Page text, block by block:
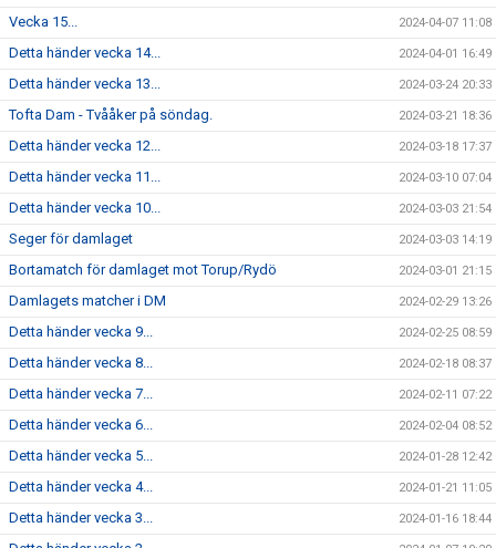
Vecka 15... 2024-04-07 11:08
Detta händer vecka 14... 2024-04-01 16:49
Detta händer vecka 13... 2024-03-24 20:33
Tofta Dam - Tvååker på söndag. 2024-03-21 18:36
Detta händer vecka 12... 2024-03-18 17:37
Detta händer vecka 11... 2024-03-10 07:04
Detta händer vecka 10... 2024-03-03 21:54
Seger för damlaget 2024-03-03 14:19
Bortamatch för damlaget mot Torup/Rydö 2024-03-01 21:15
Damlagets matcher i DM 2024-02-29 13:26
Detta händer vecka 9... 2024-02-25 08:59
Detta händer vecka 8... 2024-02-18 08:37
Detta händer vecka 7... 2024-02-11 07:22
Detta händer vecka 6... 2024-02-04 08:52
Detta händer vecka 5... 2024-01-28 12:42
Detta händer vecka 4... 2024-01-21 11:05
Detta händer vecka 3... 2024-01-16 18:44